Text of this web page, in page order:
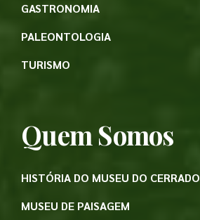
GASTRONOMIA
PALEONTOLOGIA
TURISMO
Quem Somos
HISTÓRIA DO MUSEU DO CERRADO
MUSEU DE PAISAGEM